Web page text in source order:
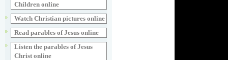
Children online
Watch Christian pictures online
Read parables of Jesus online
Listen the parables of Jesus
Christ online